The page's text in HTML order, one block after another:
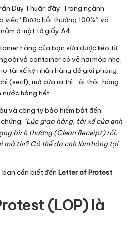
Duy Thuận đây. Trong ngành
việc “Được bồi thường 100%” và
ở một tờ giấy A4.
hàng của bạn vừa được kéo từ
vỏ container có vẻ hơi móp nhẹ,
tài xế ký nhận hàng để giải phóng
(seal), mở cửa ra thì… ôi thôi, hàng
nước hỏng hết.
và công ty bảo hiểm bắt đền.
“Lúc giao hàng, tài xế của anh
bình thường (Clean Receipt) rồi.
mà tin? Có thể do anh làm hỏng tại
cần biết đến Letter of Protest
(LOP) là